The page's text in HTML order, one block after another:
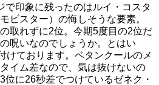
で印象に残ったのはルイ・コスタ
ビスター）の悔しそうな要素。
取れずに2位。今期5度目の2位だ
呪いなのでしょうか。とはい
けております。ベタンクールのメ
イム差なので、気は抜けないの
位に26秒差でつけているゼネク・